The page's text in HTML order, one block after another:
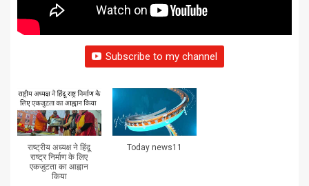
Subscribe to my channel
राष्ट्रीय अध्यक्ष ने हिंदू
राष्ट्र निर्माण के लिए
एकजुटता का आह्वान
किया
Today news11